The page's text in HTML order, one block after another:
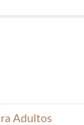
Adultos